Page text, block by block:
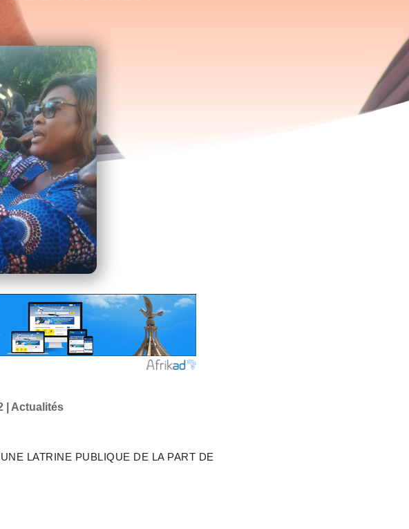
Actualités
LATRINE PUBLIQUE DE LA PART DE